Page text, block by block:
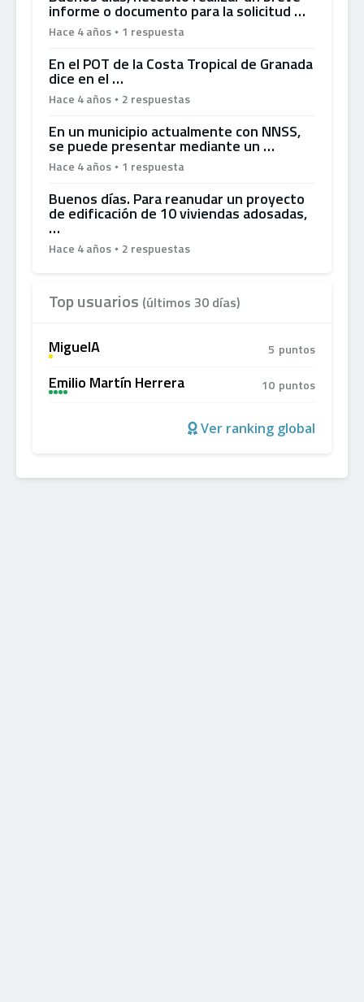
informe o documento para la solicitud …
Hace 4 años 1 respuesta
En el POT de la Costa Tropical de Granada
dice en el …
Hace 4 años 2 respuestas
En un municipio actualmente con NNSS,
se puede presentar mediante un …
Hace 4 años 1 respuesta
Buenos días. Para reanudar un proyecto
de edificación de 10 viviendas adosadas,
…
Hace 4 años 2 respuestas
Top usuarios (últimos 30 días)
MiguelA
A 5 puntos
Emilio Martín Herrera
A+++ 10 puntos
Ver ranking global